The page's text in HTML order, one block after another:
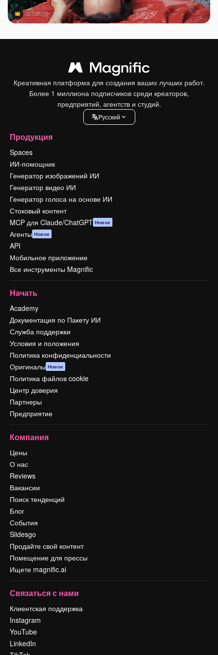
Premium
Premium
Креативная платформа для создания ваших лучших работ.
Более 1 миллиона подписчиков среди креаторов,
предприятий, агентств и студий.
Pусский
Продукция
Spaces
ИИ-помощник
Генератор изображений ИИ
Генератор видео ИИ
Генератор голоса на основе ИИ
Стоковый контент
MCP для Claude/ChatGPT Новое
Агенты Новое
API
Мобильное приложение
Все инструменты Magnific
Начать
Academy
Документация по Пакету ИИ
Служба поддержки
Условия и положения
Политика конфиденциальности
Оригиналы Новое
Политика файлов cookie
Центр доверия
Партнеры
Предприятие
Компания
Цены
О нас
Reviews
Вакансии
Поиск тенденций
Блог
События
Slidesgo
Продайте свой контент
Помещение для прессы
Ищете magnific.ai
Связаться с нами
Клиентская поддержка
Instagram
YouTube
LinkedIn